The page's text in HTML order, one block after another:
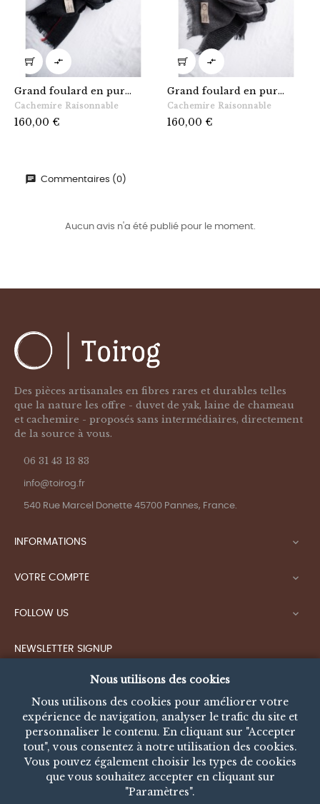
Nous utilisons des cookies
Nous utilisons des cookies pour améliorer votre
expérience de navigation, analyser le trafic du site et
personnaliser le contenu. En cliquant sur "Accepter
tout", vous consentez à notre utilisation des cookies.
Vous pouvez également choisir les types de cookies
que vous souhaitez accepter en cliquant sur
"Paramètres".

Grand foulard en pur...
Cachemire Raisonnable
Prix
160,00 €

Grand foulard en pur...
Cachemire Raisonnable
Prix
160,00 €
Commentaires (0)
Aucun avis n'a été publié pour le moment.
Des pièces artisanales en fibres rares et durables telles
que la nature les offre - duvet de yak, laine de chameau
et cachemire - proposés sans intermédiaires, directement
de la source à vous.
06 31 43 13 83
info@toirog.fr
540 Rue Marcel Donette 45700 Pannes, France.
INFORMATIONS 
VOTRE COMPTE 
FOLLOW US 
NEWSLETTER SIGNUP
newsletter, donc restez dans le TOIROG (cercle). Vous
pouvez vous désinscrire à tout moment.
Enim quis fugiat consequat elit minim nisi eu
occaecat occaecat deserunt aliquip nisi ex deserunt.